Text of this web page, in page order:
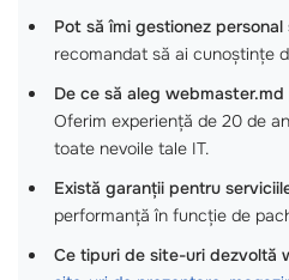
Pot să îmi gestionez personal
recomandat să ai cunoștințe
De ce să aleg
Oferim experiență de 20 de
toate nevoile tale IT.
Există garanții pentru
performanță în funcție de
Ce tipuri de site-uri dezvoltă